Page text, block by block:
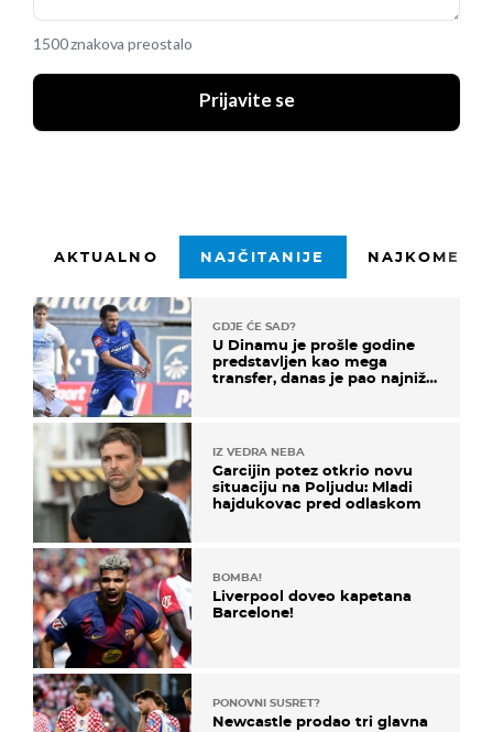
1500 znakova preostalo
Prijavite se
AKTUALNO NAJČITANIJE
GDJE ĆE SAD?
U Dinamu je prošle godine
predstavljen kao mega
transfer, danas je pao najniže
IZ VEDRA NEBA
Garcijin potez otkrio novu
situaciju na Poljudu: Mladi
hajdukovac pred odlaskom
BOMBA!
Liverpool doveo kapetana
Barcelone!
PONOVNI SUSRET?
Newcastle prodao tri glavna